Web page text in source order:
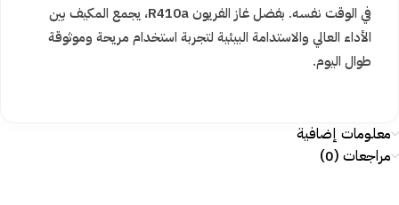
في الوقت نفسه. بفضل غاز الفريون R410a، يجمع المكيف بين
الأداء العالي والاستدامة البيئية لتجربة استخدام مريحة وموثوقة
طوال اليوم.
معلومات إضافية
مراجعات (0)